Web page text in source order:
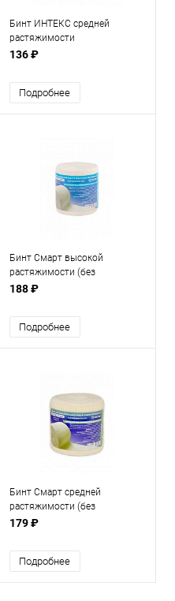
Бинт ИНТЕКС средней
растяжимости
136 ₽
Подробнее
Бинт Смарт высокой
растяжимости (без
индикатора)
188 ₽
Подробнее
Бинт Смарт средней
растяжимости (без
индикатора)
179 ₽
Подробнее